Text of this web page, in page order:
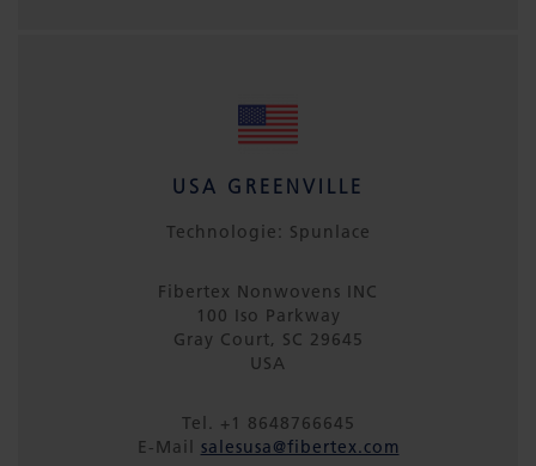
USA GREENVILLE
Technologie: Spunlace
Fibertex Nonwovens INC
100 Iso Parkway
Gray Court, SC 29645
USA
Tel. +1 8648766645
E-Mail salesusa@fibertex.com